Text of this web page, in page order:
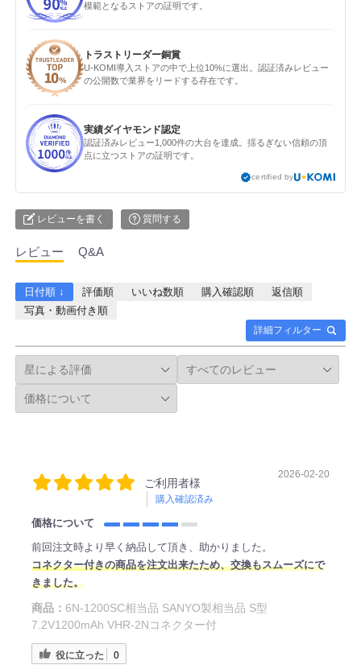
模範となるストアの証明です。
トラストリーダー銅賞
U-KOMI導入ストアの中で上位10%に選出。認証済みレビュー
の公開数で業界をリードする存在です。
実績ダイヤモンド認定
認証済みレビュー1,000件の大台を達成。揺るぎない信頼の頂
点に立つストアの証明です。
certified by
レビューを書く 質問する
レビュー Q&A
詳細フィルター
日付順 ↓ 評価順 いいね数順 購入確認順
返信順
写真・動画付き順
ご利用者様
購入確認済み
2026-02-20
価格について
前回注文時より早く納品して頂き、助かりました。
コネクター付きの商品を注文出来たため、交換もスムーズにで
きました。
商品： 6N-1200SC相当品 SANYO製相当品 S型
7.2V1200mAh VHR-2Nコネクター付
役に立った 0